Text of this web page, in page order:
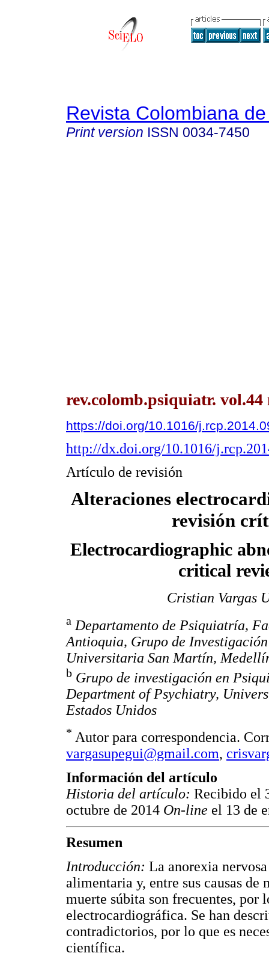
Revista Colombiana
Print version ISSN 0034-7450
rev.colomb.psiquiatr.
https://doi.org/10.1016/
http://dx.doi.org/10.1016/
Artículo de revisión
Alteraciones
revisión
Electrocardiographic
critical
Cristian Vargas
a Departamento de Psiquiatría,
Antioquia, Grupo de
Universitaria San Martín,
b Grupo de investigación en
Department of Psychiatry,
Estados Unidos
* Autor para correspondencia.
vargasupegui@gmail.com,
Información del artículo
Historia del artículo: Recibido el
octubre de 2014 On-line el 13 de
Resumen
Introducción: La anorexia
alimentaria y, entre sus causas
muerte súbita son frecuentes, por
electrocardiográfica. Se han
contradictorios, por lo que es
científica.